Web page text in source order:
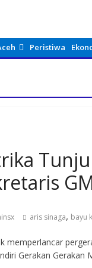
Peristiwa
aris sinaga, bayu
memperlancar
Gerakan Gerakan